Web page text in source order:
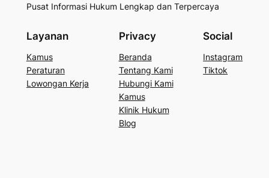
Pusat Informasi Hukum Lengkap dan Terpercaya
Layanan
Kamus
Peraturan
Lowongan Kerja
Privacy
Beranda
Tentang Kami
Hubungi Kami
Kamus
Klinik Hukum
Blog
Social
Instagram
Tiktok